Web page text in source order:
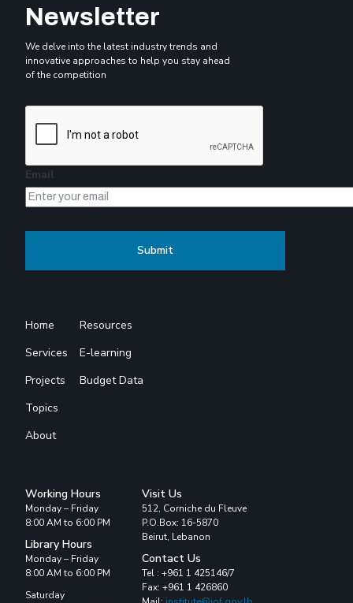
Newsletter
We delve into the latest industry trends and
innovative approaches to help you stay ahead
of the competition
Email
Home
Services
Projects
Topics
About
Resources
E-learning
Budget Data
Working Hours
Monday – Friday
8:00 AM to 6:00 PM
Library Hours
Monday – Friday
8:00 AM to 6:00 PM
Saturday
Visit Us
512, Corniche du Fleuve
P.O.Box: 16-5870
Beirut, Lebanon
Contact Us
Tel : +961 1 425146/7
Fax: +961 1 426860